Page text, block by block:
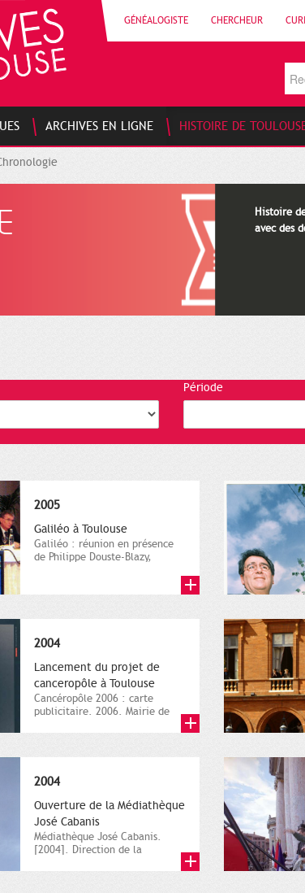
GÉNÉALOGISTE CHERCHEUR
ARCHIVES EN LIGNE HISTOIRE DE
Histoire
avec des
Période
2005
Galiléo à Toulouse
Galiléo : réunion en présence
de Philippe Douste-Blazy,
2004
Lancement du projet de
canceropôle à Toulouse
Cancéropôle 2006 : carte
publicitaire. 2006. Mairie de
2004
Ouverture de la Médiathèque
José Cabanis
Médiathèque José Cabanis.
[2004]. Direction de la